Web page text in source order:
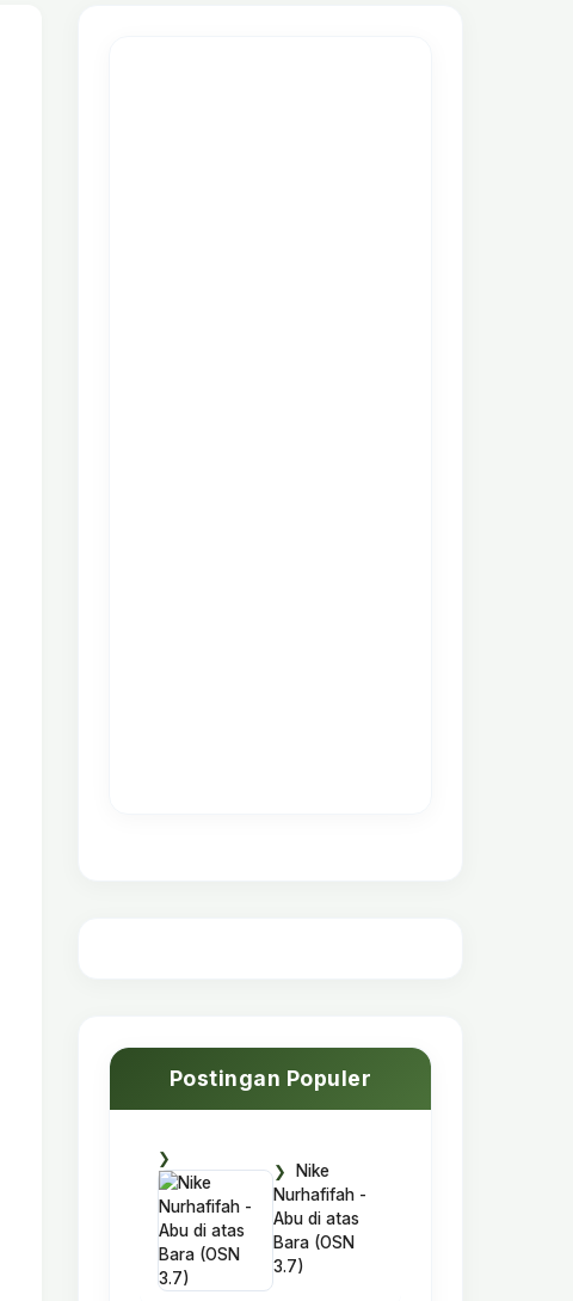
Postingan Populer
Nike
Nurhafifah -
Abu di atas
Bara (OSN
3.7)